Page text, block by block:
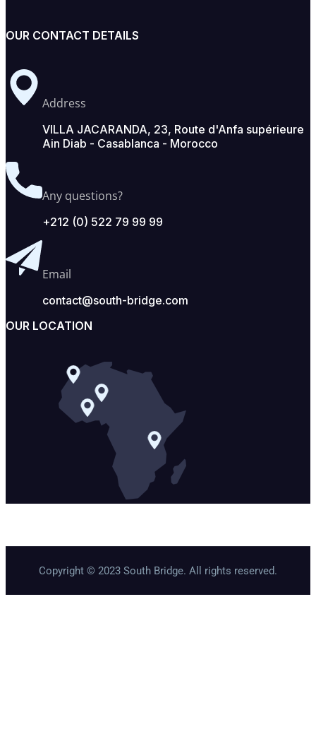
OUR CONTACT DETAILS
Address
VILLA JACARANDA, 23, Route d'Anfa supérieure
Ain Diab - Casablanca - Morocco
Any questions?
+212 (0) 522 79 99 99
Email
contact@south-bridge.com
OUR LOCATION
Copyright © 2023 South Bridge. All rights reserved.